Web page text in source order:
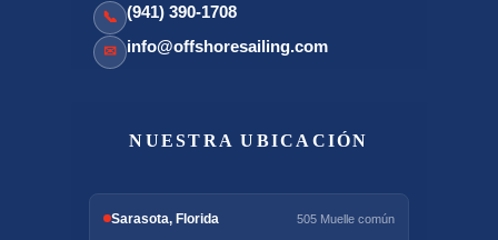
📞 (941) 390-1708
✉ info@offshoresailing.com
NUESTRA UBICACIÓN
Sarasota, Florida 505 Muelle común